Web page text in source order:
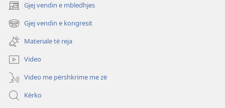
Gjej vendin e mbledhjes
(hap
dritare
të
re)
Gjej vendin e kongresit
(hap
dritare
të
re)
Materiale të reja
Video
Video me përshkrime me zë
Kërko